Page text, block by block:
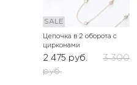
SALE
Цепочка в 2 оборота с
цирконами
2 475 руб.
3 300
руб.